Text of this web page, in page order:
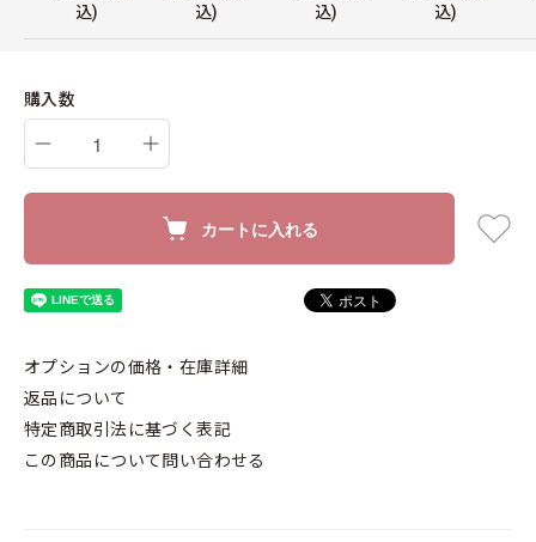
込)
込)
込)
込)
購入数
カートに入れる
オプションの価格・在庫詳細
返品について
特定商取引法に基づく表記
この商品について問い合わせる